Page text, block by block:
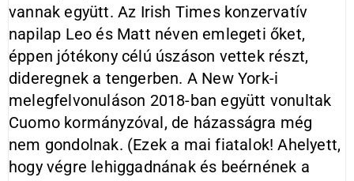
vannak együtt. Az Irish Times konzervatív
napilap Leo és Matt néven emlegeti őket,
éppen jótékony célú úszáson vettek részt,
dideregnek a tengerben. A New York-i
melegfelvonuláson 2018-ban együtt vonultak
Cuomo kormányzóval, de házasságra még
nem gondolnak. (Ezek a mai fiatalok! Ahelyett,
hogy végre lehiggadnának és beérnének a